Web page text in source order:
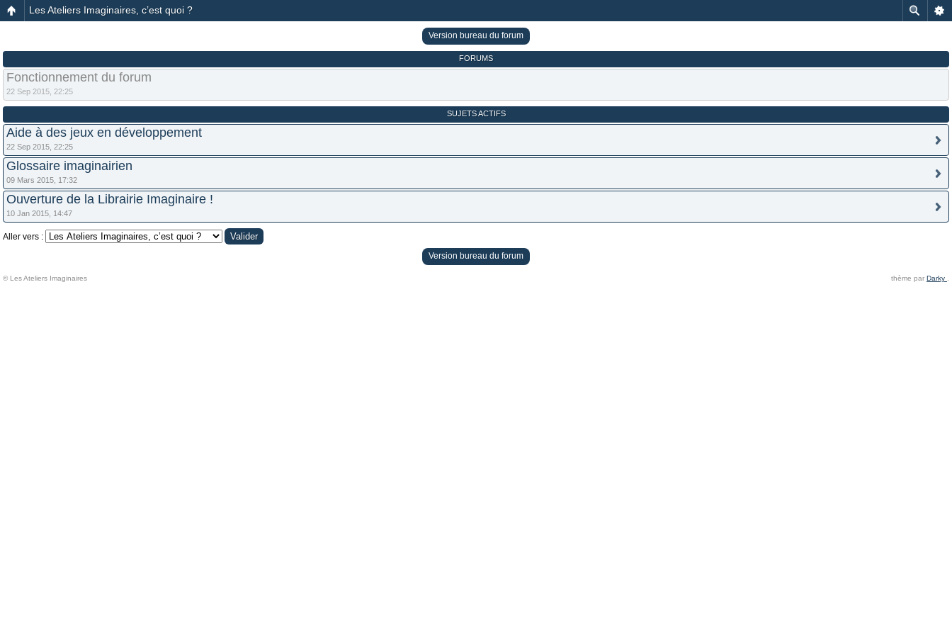
Les Ateliers Imaginaires, c’est quoi ?
Version bureau du forum
FORUMS
Fonctionnement du forum
22 Sep 2015, 22:25
SUJETS ACTIFS
Aide à des jeux en développement
22 Sep 2015, 22:25
Glossaire imaginairien
09 Mars 2015, 17:32
Ouverture de la Librairie Imaginaire !
10 Jan 2015, 14:47
Aller vers :
Version bureau du forum
© Les Ateliers Imaginaires thème par Darky